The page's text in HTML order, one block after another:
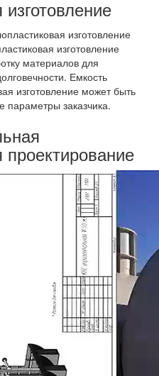
изготовление
материалов для
Емкость
изготовление может быть
заказчика.
проектирование